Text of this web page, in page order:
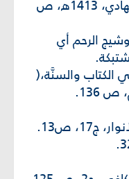
الحسن دهيني، ط1، بيروت، دار الهادي، 1413ه، ص
الرحم أي
الكتاب والسنَّة،(